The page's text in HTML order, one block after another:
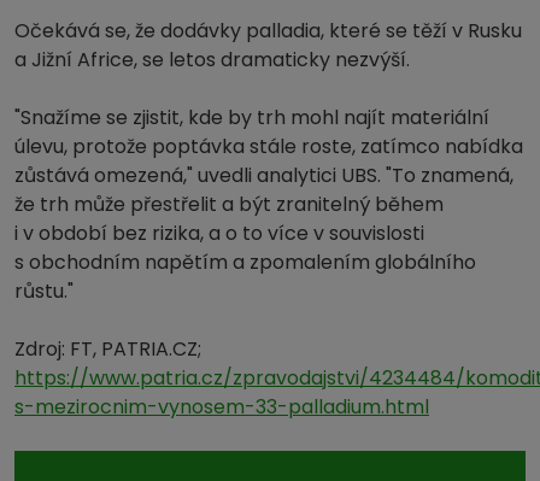
Očekává se, že dodávky palladia, které se těží v Rusku
a Jižní Africe, se letos dramaticky nezvýší.
"Snažíme se zjistit, kde by trh mohl najít materiální
úlevu, protože poptávka stále roste, zatímco nabídka
zůstává omezená," uvedli analytici UBS. "To znamená,
že trh může přestřelit a být zranitelný během
i v období bez rizika, a o to více v souvislosti
s obchodním napětím a zpomalením globálního
růstu."
Zdroj: FT, PATRIA.CZ;
https://www.patria.cz/zpravodajstvi/4234484/
s-mezirocnim-vynosem-33-palladium.html